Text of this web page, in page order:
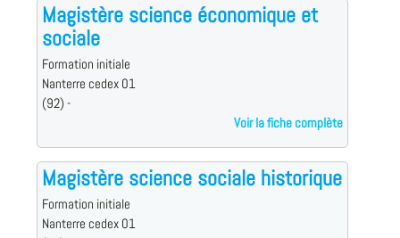
Magistère science économique et
sociale
Formation initiale
Nanterre cedex 01
(92) -
Voir la fiche complète
Magistère science sociale historique
Formation initiale
Nanterre cedex 01